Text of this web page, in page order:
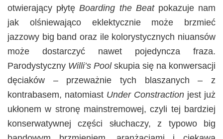
otwierający płytęBoarding the Beatpokazuje nam
jak olśniewająco eklektycznie może brzmieć
jazzowy big band oraz ile kolorystycznych niuansów
może dostarczyć nawet pojedyncza fraza.
Parodystyczny Willi’s Poolskupia się na konwersacji
dęciaków – przeważnie tych blaszanych – z
kontrabasem, natomiast Under Constraction jest już
ukłonem w stronę mainstremowej, czyli tej bardziej
konserwatywnej części słuchaczy, z typowo big